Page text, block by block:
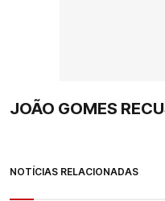
JOÃO GOMES
NOTÍCIAS RELACIONADAS